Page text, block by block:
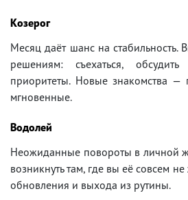
Козерог
Месяц даёт шанс на стабильность.
решениям: съехаться, обсудить
приоритеты. Новые знакомства —
мгновенные.
Водолей
Неожиданные повороты в личной
возникнуть там, где вы её совсем
обновления и выхода из рутины.